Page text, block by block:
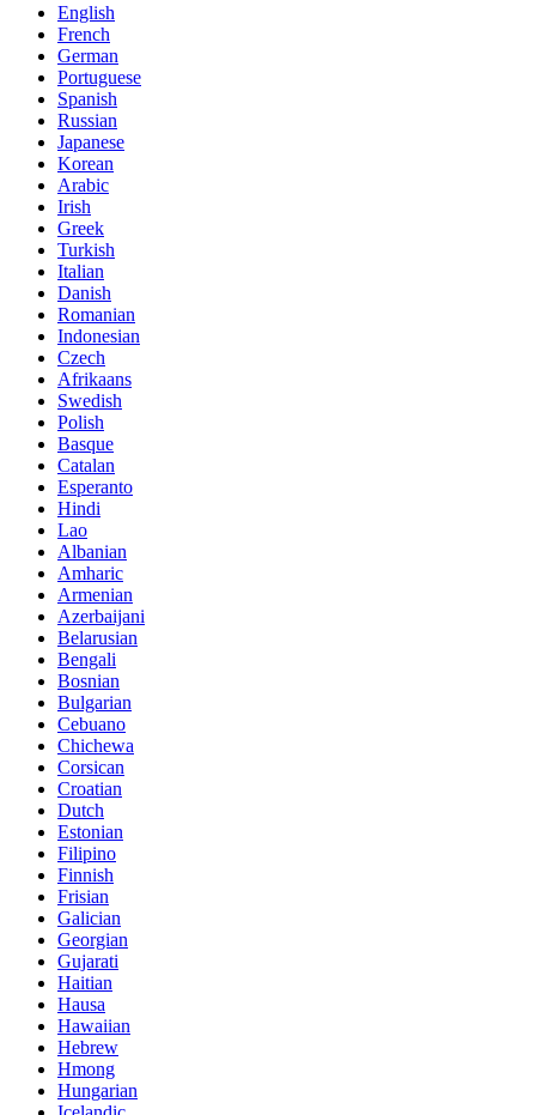
English
French
German
Portuguese
Spanish
Russian
Japanese
Korean
Arabic
Irish
Greek
Turkish
Italian
Danish
Romanian
Indonesian
Czech
Afrikaans
Swedish
Polish
Basque
Catalan
Esperanto
Hindi
Lao
Albanian
Amharic
Armenian
Azerbaijani
Belarusian
Bengali
Bosnian
Bulgarian
Cebuano
Chichewa
Corsican
Croatian
Dutch
Estonian
Filipino
Finnish
Frisian
Galician
Georgian
Gujarati
Haitian
Hausa
Hawaiian
Hebrew
Hmong
Hungarian